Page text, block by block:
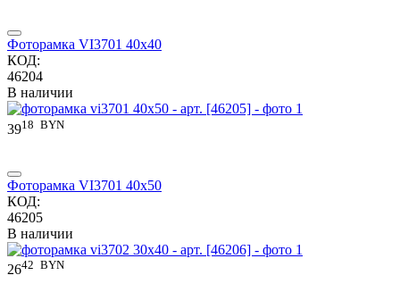
Фоторамка VI3701 40x40
КОД:
46204
В наличии
3918 BYN
Фоторамка VI3701 40x50
КОД:
46205
В наличии
2642 BYN